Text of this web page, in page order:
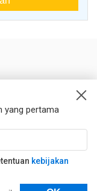
yang pertama
kebijakan